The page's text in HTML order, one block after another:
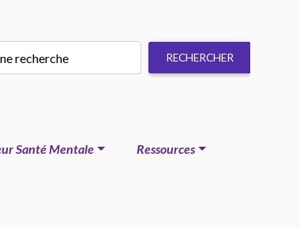
Santé Mentale
Ressources